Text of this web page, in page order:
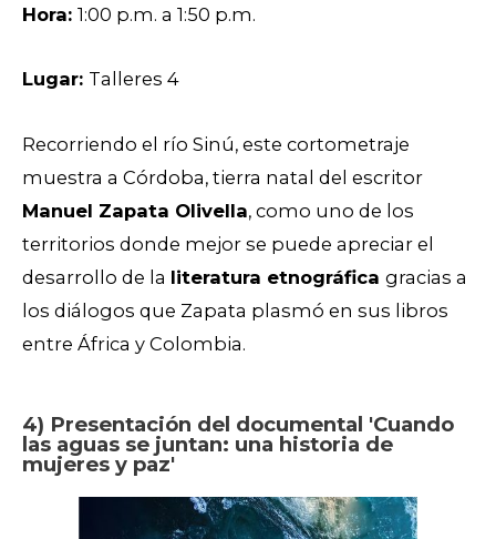
Hora: 1:00 p.m. a 1:50 p.m.
Lugar: Talleres 4
Recorriendo el río Sinú, este cortometraje
muestra a Córdoba, tierra natal del escritor
Manuel Zapata Olivella, como uno de los
territorios donde mejor se puede apreciar el
desarrollo de la literatura etnográfica gracias a
los diálogos que Zapata plasmó en sus libros
entre África y Colombia.
4) Presentación del documental 'Cuando
las aguas se juntan: una historia de
mujeres y paz'